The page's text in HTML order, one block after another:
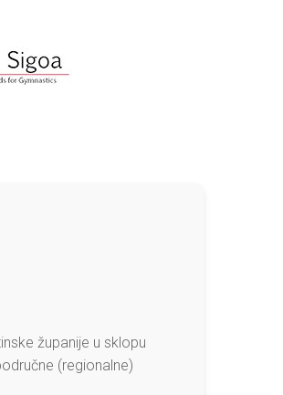
županije u sklopu
(regionalne)